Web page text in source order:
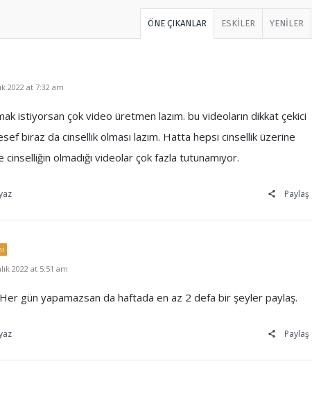
ÖNE ÇIKANLAR ESKİLER YENİLER
2022 at 7:32 am
istiyorsan çok video üretmen lazım. bu videoların dikkat çekici
biraz da cinsellik olması lazım. Hatta hepsi cinsellik üzerine
cinselliğin olmadığı videolar çok fazla tutunamıyor.
Paylaş
2022 at 5:51 am
Her gün yapamazsan da haftada en az 2 defa bir şeyler paylaş.
Paylaş